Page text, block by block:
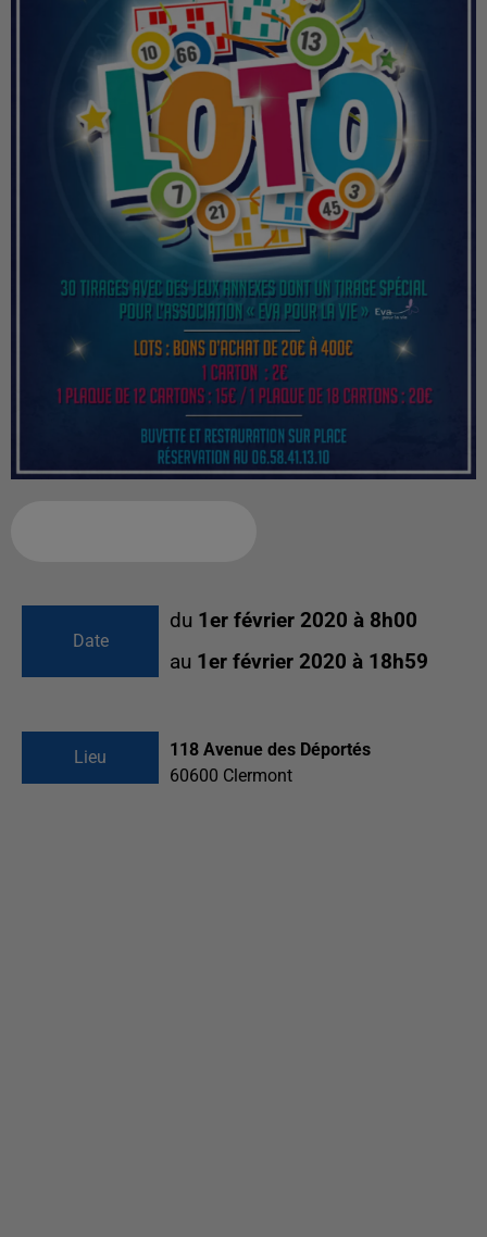
Date
du 1er février 2020 à 8h00
au 1er février 2020 à 18h59
Lieu
118 Avenue des Déportés
60600 Clermont